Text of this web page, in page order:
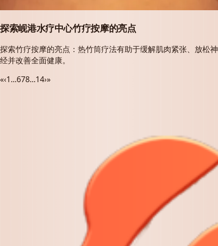
探索岘港水疗中心竹疗按摩的亮点
探索竹疗按摩的亮点：热竹筒疗法有助于缓解肌肉紧张、放松神
经并改善全面健康。
«‹1...678...14›»